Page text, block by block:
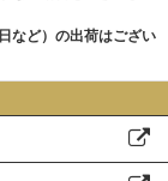
など）の出荷はござい